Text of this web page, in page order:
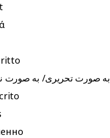
به صورت تحریری/ به صورت